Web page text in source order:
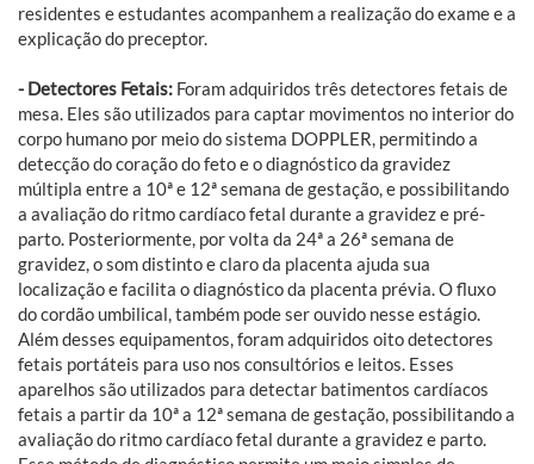
residentes e estudantes acompanhem a realização do exame e a
explicação do preceptor.
- Detectores Fetais: Foram adquiridos três detectores fetais de
mesa. Eles são utilizados para captar movimentos no interior do
corpo humano por meio do sistema DOPPLER, permitindo a
detecção do coração do feto e o diagnóstico da gravidez
múltipla entre a 10ª e 12ª semana de gestação, e possibilitando
a avaliação do ritmo cardíaco fetal durante a gravidez e pré-
parto. Posteriormente, por volta da 24ª a 26ª semana de
gravidez, o som distinto e claro da placenta ajuda sua
localização e facilita o diagnóstico da placenta prévia. O fluxo
do cordão umbilical, também pode ser ouvido nesse estágio.
Além desses equipamentos, foram adquiridos oito detectores
fetais portáteis para uso nos consultórios e leitos. Esses
aparelhos são utilizados para detectar batimentos cardíacos
fetais a partir da 10ª a 12ª semana de gestação, possibilitando a
avaliação do ritmo cardíaco fetal durante a gravidez e parto.